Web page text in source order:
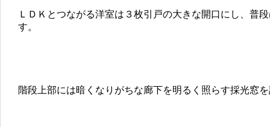
ＬＤＫとつながる洋室は３枚引戸の大きな開口にし、普
す。
階段上部には暗くなりがちな廊下を明るく照らす採光窓